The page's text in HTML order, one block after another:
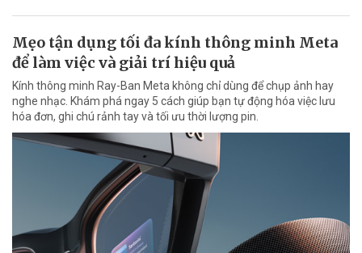
Mẹo tận dụng tối đa kính thông minh Meta
để làm việc và giải trí hiệu quả
Kính thông minh Ray-Ban Meta không chỉ dùng để chụp ảnh hay
nghe nhạc. Khám phá ngay 5 cách giúp bạn tự động hóa việc lưu
hóa đơn, ghi chú rảnh tay và tối ưu thời lượng pin.